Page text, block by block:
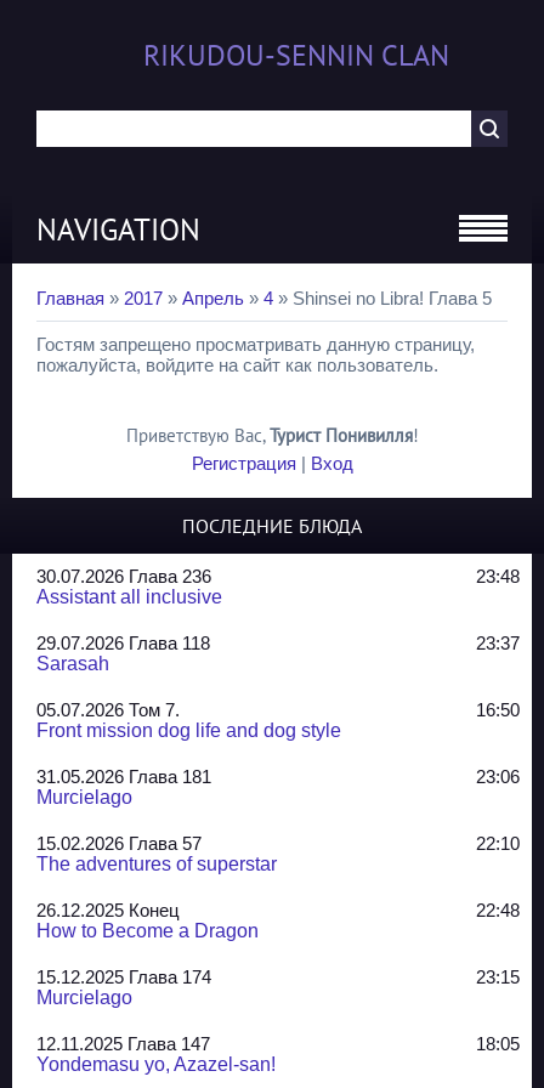
RIKUDOU-SENNIN CLAN
NAVIGATION
Главная » 2017 » Апрель » 4 » Shinsei no Libra! Глава 5
Гостям запрещено просматривать данную страницу,
пожалуйста, войдите на сайт как пользователь.
Приветствую Вас,Турист Понивилля!
Регистрация | Вход
ПОСЛЕДНИЕ БЛЮДА
30.07.2026 Глава 236
23:48
Assistant all inclusive
29.07.2026 Глава 118
23:37
Sarasah
05.07.2026 Том 7.
16:50
Front mission dog life and dog style
31.05.2026 Глава 181
23:06
Murcielago
15.02.2026 Глава 57
22:10
The adventures of superstar
26.12.2025 Конец
22:48
How to Become a Dragon
15.12.2025 Глава 174
23:15
Murcielago
12.11.2025 Глава 147
18:05
Yondemasu yo, Azazel-san!